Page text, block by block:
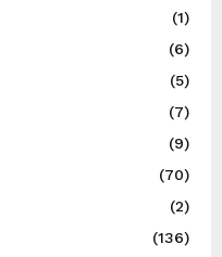
(1)
(6)
(5)
(7)
(9)
(70)
(2)
(136)